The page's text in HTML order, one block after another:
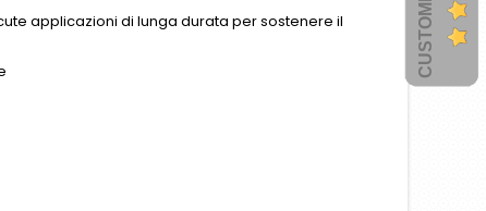
applicazioni di lunga durata per sostenere il